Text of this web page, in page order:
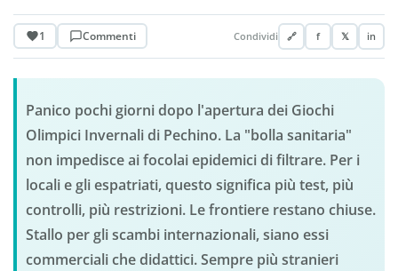
1 Commenti Condividi 🔗 f 𝕏 in
Panico pochi giorni dopo l'apertura dei Giochi
Olimpici Invernali di Pechino. La "bolla sanitaria"
non impedisce ai focolai epidemici di filtrare. Per i
locali e gli espatriati, questo significa più test, più
controlli, più restrizioni. Le frontiere restano chiuse.
Stallo per gli scambi internazionali, siano essi
commerciali che didattici. Sempre più stranieri